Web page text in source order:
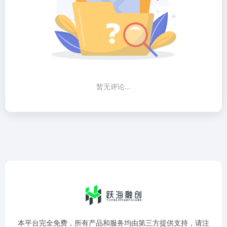
暂无评论...
本平台完全免费，所有产品和服务均由第三方提供支持，请注